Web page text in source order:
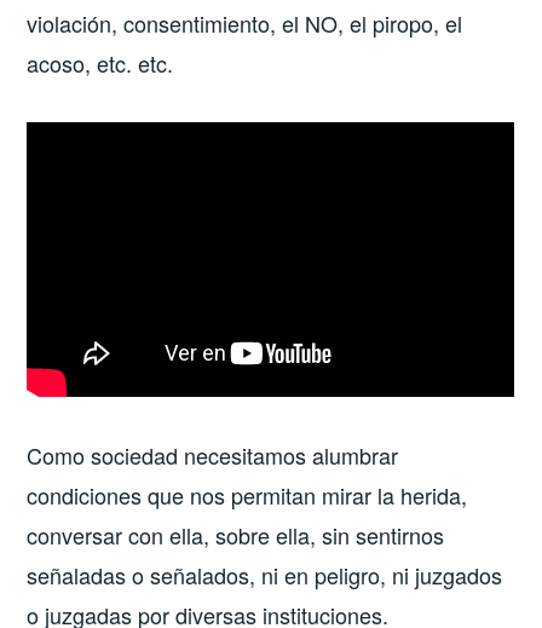
violación, consentimiento, el NO, el piropo, el
acoso, etc. etc.
Como sociedad necesitamos alumbrar
condiciones que nos permitan mirar la herida,
conversar con ella, sobre ella, sin sentirnos
señaladas o señalados, ni en peligro, ni juzgados
o juzgadas por diversas instituciones.